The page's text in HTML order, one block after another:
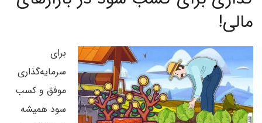
مالی!
برای
سرمایه‌گذاری
موفق و کسب
سود همیشه